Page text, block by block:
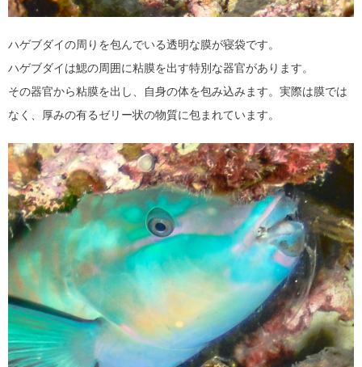
ハゲブダイの周りを包んでいる透明な膜が寝袋です。
ハゲブダイは鰓の周囲に粘膜を出す特別な器官があります。
その器官から粘膜を出し、自身の体を包み込みます。実際は膜では
なく、厚みの有るゼリー状の物質に包まれています。